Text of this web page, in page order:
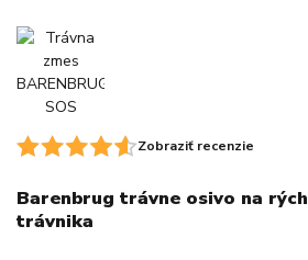
Zobraziť recenzie
Barenbrug trávne osivo na
trávnika